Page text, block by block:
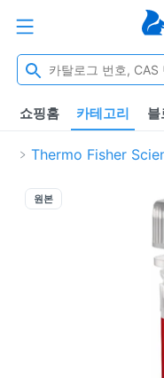
쇼핑홈 카테고리 블
Thermo Fisher
원본